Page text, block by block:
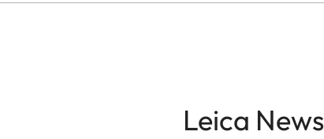
Leica News